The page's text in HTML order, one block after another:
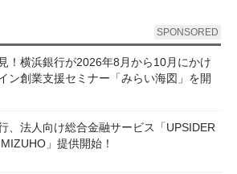
SPONSORED
！横浜銀行が2026年8月から10月にかけ
ン創業支援セミナー「みらい海図」を開
、法人向け総合金融サービス「UPSIDER
」提供開始！